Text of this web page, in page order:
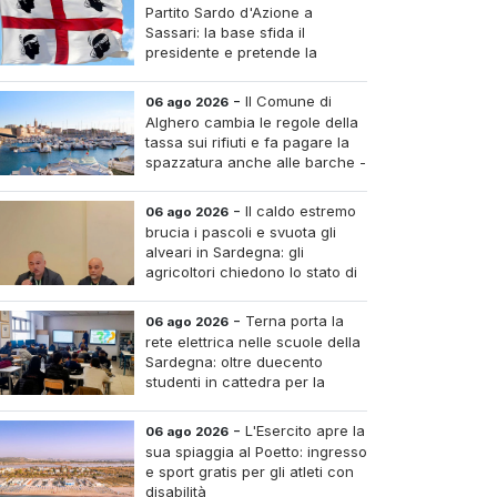
Partito Sardo d'Azione a
Sassari: la base sfida il
presidente e pretende la
06 ago 2026 - Il Comune di
Alghero cambia le regole della
tassa sui rifiuti e fa pagare la
spazzatura anche alle barche -
06 ago 2026 - Il caldo estremo
brucia i pascoli e svuota gli
alveari in Sardegna: gli
agricoltori chiedono lo stato di
06 ago 2026 - Terna porta la
rete elettrica nelle scuole della
Sardegna: oltre duecento
studenti in cattedra per la
06 ago 2026 - L'Esercito apre la
sua spiaggia al Poetto: ingresso
e sport gratis per gli atleti con
disabilità